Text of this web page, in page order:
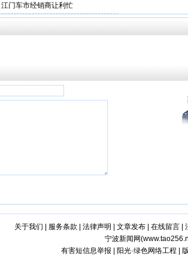
门车市经销商让利忙
关于我们 服务条款 法律声明 文章发布| 在线留言|
宁波新闻网(
有害短信息举报 | 阳光·绿色网络工程 |